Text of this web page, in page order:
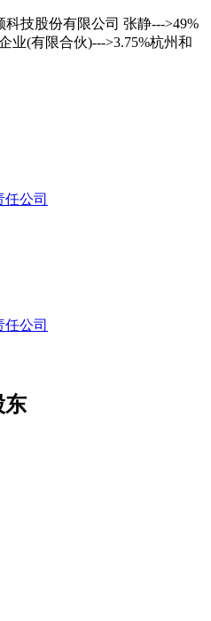
科技股份有限公司 张静--->49%
业(有限合伙)--->3.75%杭州和
公司
公司
东